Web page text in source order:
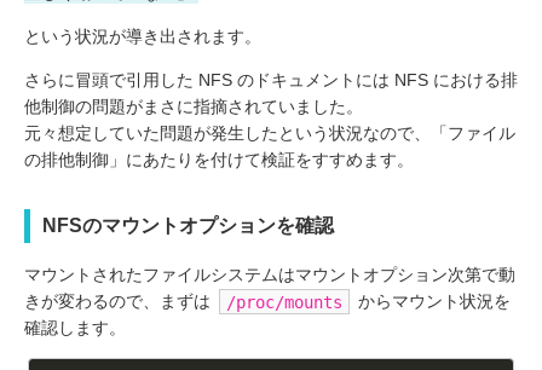
という状況が導き出されます。
さらに冒頭で引用した NFS のドキュメントには NFS における排
他制御の問題がまさに指摘されていました。
元々想定していた問題が発生したという状況なので、「ファイル
の排他制御」にあたりを付けて検証をすすめます。
NFSのマウントオプションを確認
マウントされたファイルシステムはマウントオプション次第で動
きが変わるので、まずは
/proc/mounts
からマウント状況を
確認します。